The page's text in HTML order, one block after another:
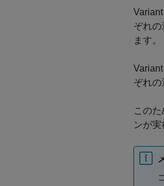
ぞれ
ます。
ぞれ
この
ンが